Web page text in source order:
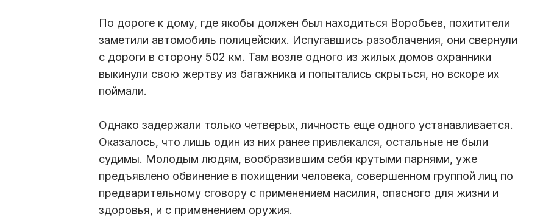
По дороге к дому, где якобы должен был находиться Воробьев, похитители
заметили автомобиль полицейских. Испугавшись разоблачения, они свернули
с дороги в сторону 502 км. Там возле одного из жилых домов охранники
выкинули свою жертву из багажника и попытались скрыться, но вскоре их
поймали.
Однако задержали только четверых, личность еще одного устанавливается.
Оказалось, что лишь один из них ранее привлекался, остальные не были
судимы. Молодым людям, вообразившим себя крутыми парнями, уже
предъявлено обвинение в похищении человека, совершенном группой лиц по
предварительному сговору с применением насилия, опасного для жизни и
здоровья, и с применением оружия.